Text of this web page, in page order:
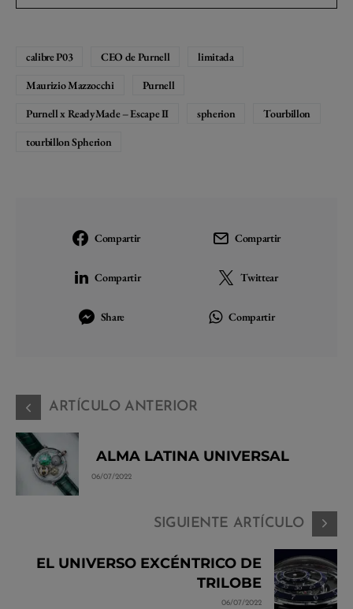
calibre P03 CEO de Purnell
limitada
Maurizio Mazzocchi
Purnell
Purnell x ReadyMade – Escape II
spherion
Tourbillon
tourbillon Spherion
Compartir Compartir
Compartir Twittear
Share Compartir
ARTÍCULO ANTERIOR
ALMA LATINA UNIVERSAL
06/07/2022
SIGUIENTE ARTÍCULO
EL UNIVERSO EXCÉNTRICO DE
TRILOBE
06/07/2022